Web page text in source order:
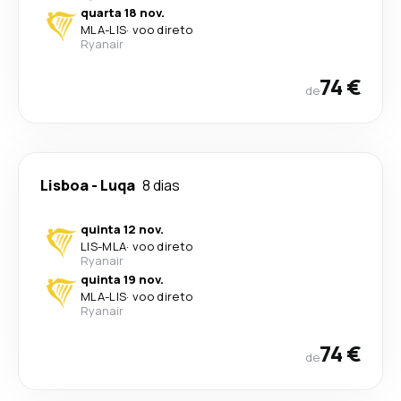
quarta 18 nov.
MLA-LIS· voo direto
Ryanair
de74 €
Lisboa- Luqa 8 dias
quinta 12 nov.
LIS-MLA· voo direto
Ryanair
quinta 19 nov.
MLA-LIS· voo direto
Ryanair
de74 €